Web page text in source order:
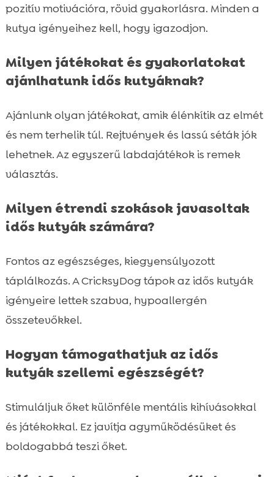
pozitív motivációra, rövid gyakorlásra. Minden a
kutya igényeihez kell, hogy igazodjon.
Milyen játékokat és gyakorlatokat
ajánlhatunk idős kutyáknak?
Ajánlunk olyan játékokat, amik élénkítik az elmét
és nem terhelik túl. Rejtvények és lassú séták jók
lehetnek. Az egyszerű labdajátékok is remek
választás.
Milyen étrendi szokások javasoltak
idős kutyák számára?
Fontos az egészséges, kiegyensúlyozott
táplálkozás. A CricksyDog tápok az idős kutyák
igényeire lettek szabva, hypoallergén
összetevőkkel.
Hogyan támogathatjuk az idős
kutyák szellemi egészségét?
Stimuláljuk őket különféle mentális kihívásokkal
és játékokkal. Ez javítja agyműködésüket és
boldogabbá teszi őket.